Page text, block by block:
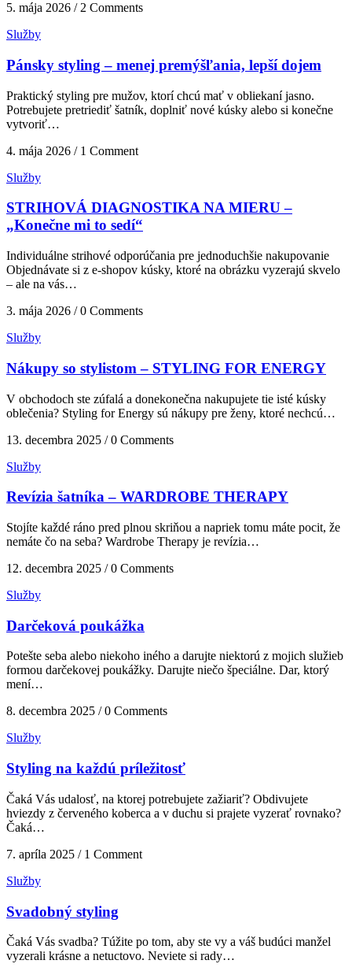
5. mája 2026 / 2 Comments
Služby
Pánsky styling – menej premýšľania, lepší dojem
Praktický styling pre mužov, ktorí chcú mať v obliekaní jasno.
Potrebujete pretriediť šatník, doplniť nové kúsky alebo si konečne
vytvoriť…
4. mája 2026 / 1 Comment
Služby
STRIHOVÁ DIAGNOSTIKA NA MIERU –
„Konečne mi to sedí“
Individuálne strihové odporúčania pre jednoduchšie nakupovanie
Objednávate si z e-shopov kúsky, ktoré na obrázku vyzerajú skvelo
– ale na vás…
3. mája 2026 / 0 Comments
Služby
Nákupy so stylistom – STYLING FOR ENERGY
V obchodoch ste zúfalá a donekonečna nakupujete tie isté kúsky
oblečenia? Styling for Energy sú nákupy pre ženy, ktoré nechcú…
13. decembra 2025 / 0 Comments
Služby
Revízia šatníka – WARDROBE THERAPY
Stojíte každé ráno pred plnou skriňou a napriek tomu máte pocit, že
nemáte čo na seba? Wardrobe Therapy je revízia…
12. decembra 2025 / 0 Comments
Služby
Darčeková poukážka
Potešte seba alebo niekoho iného a darujte niektorú z mojich služieb
formou darčekovej poukážky. Darujte niečo špeciálne. Dar, ktorý
mení…
8. decembra 2025 / 0 Comments
Služby
Styling na každú príležitosť
Čaká Vás udalosť, na ktorej potrebujete zažiariť? Obdivujete
hviezdy z červeného koberca a v duchu si prajete vyzerať rovnako?
Čaká…
7. apríla 2025 / 1 Comment
Služby
Svadobný styling
Čaká Vás svadba? Túžite po tom, aby ste vy a váš budúci manžel
vyzerali krásne a netuctovo. Neviete si rady…